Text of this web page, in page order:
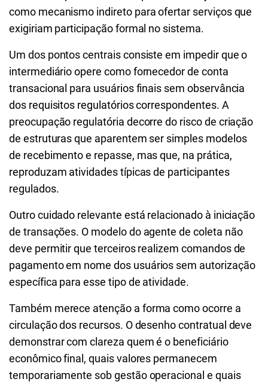
como mecanismo indireto para ofertar serviços que
exigiriam participação formal no sistema.
Um dos pontos centrais consiste em impedir que o
intermediário opere como fornecedor de conta
transacional para usuários finais sem observância
dos requisitos regulatórios correspondentes. A
preocupação regulatória decorre do risco de criação
de estruturas que aparentem ser simples modelos
de recebimento e repasse, mas que, na prática,
reproduzam atividades típicas de participantes
regulados.
Outro cuidado relevante está relacionado à iniciação
de transações. O modelo do agente de coleta não
deve permitir que terceiros realizem comandos de
pagamento em nome dos usuários sem autorização
específica para esse tipo de atividade.
Também merece atenção a forma como ocorre a
circulação dos recursos. O desenho contratual deve
demonstrar com clareza quem é o beneficiário
econômico final, quais valores permanecem
temporariamente sob gestão operacional e quais